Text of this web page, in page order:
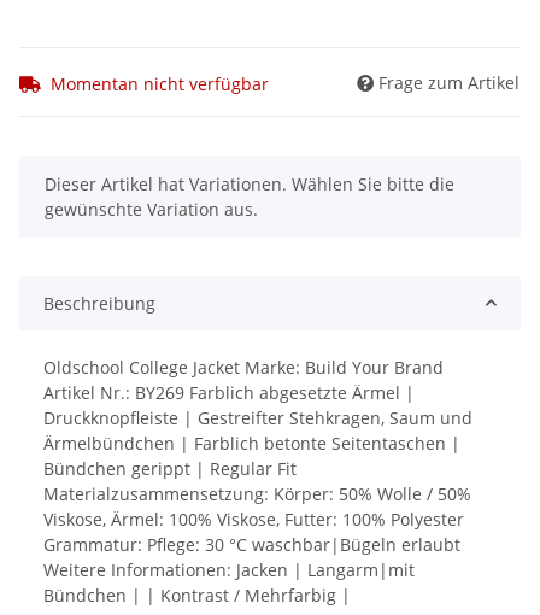
Momentan nicht verfügbar Frage zum Artikel
x
Dieser Artikel hat Variationen. Wählen Sie bitte die
gewünschte Variation aus.
Beschreibung
Oldschool College Jacket Marke: Build Your Brand
Artikel Nr.: BY269 Farblich abgesetzte Ärmel |
Druckknopfleiste | Gestreifter Stehkragen, Saum und
Ärmelbündchen | Farblich betonte Seitentaschen |
Bündchen gerippt | Regular Fit
Materialzusammensetzung: Körper: 50% Wolle / 50%
Viskose, Ärmel: 100% Viskose, Futter: 100% Polyester
Grammatur: Pflege: 30 °C waschbar|Bügeln erlaubt
Weitere Informationen: Jacken | Langarm|mit
Bündchen | | Kontrast / Mehrfarbig |